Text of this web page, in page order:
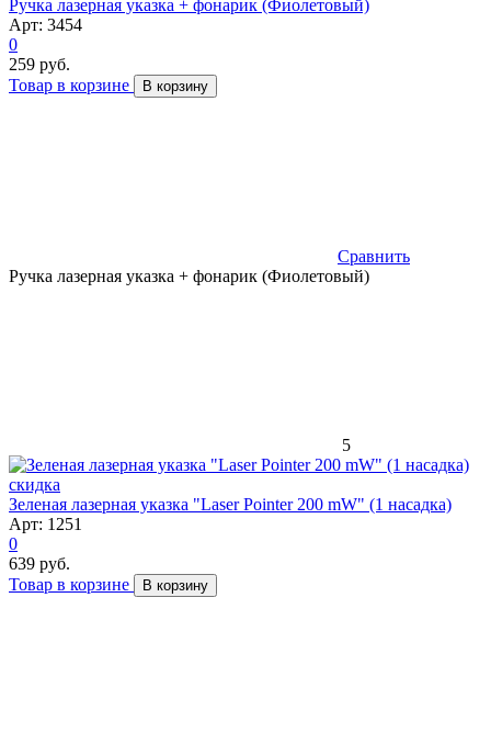
Ручка лазерная указка + фонарик (Фиолетовый)
Арт: 3454
0
259 руб.
Товар в корзине
В корзину
Сравнить
Ручка лазерная указка + фонарик (Фиолетовый)
5
скидка
Зеленая лазерная указка "Laser Pointer 200 mW" (1 насадка)
Арт: 1251
0
639 руб.
Товар в корзине
В корзину